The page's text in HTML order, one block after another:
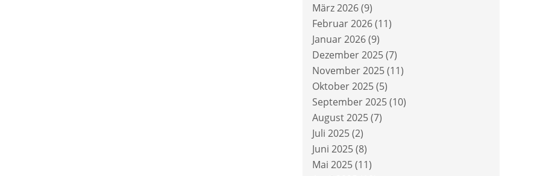
März 2026(9)
Februar 2026(11)
Januar 2026(9)
Dezember 2025(7)
November 2025(11)
Oktober 2025(5)
September 2025(10)
August 2025(7)
Juli 2025(2)
Juni 2025(8)
Mai 2025(11)